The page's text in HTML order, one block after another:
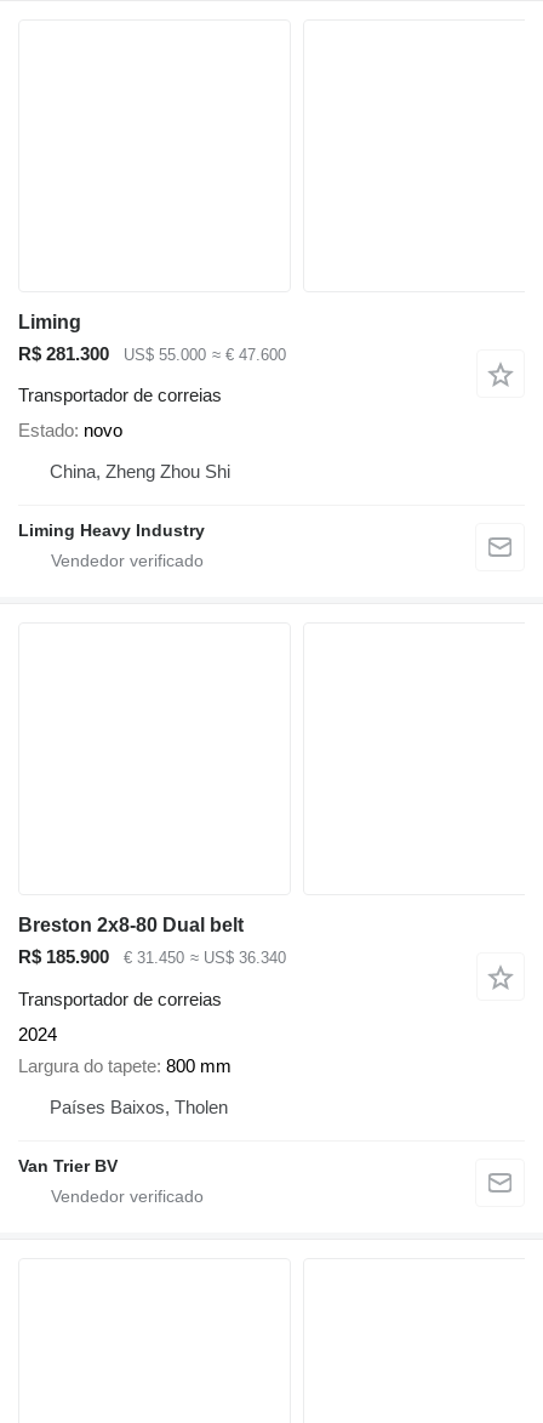
Liming
R$ 281.300
US$ 55.000 ≈ € 47.600
Transportador de correias
Estado novo
China, Zheng Zhou Shi
Liming Heavy Industry
Breston 2x8-80 Dual belt
R$ 185.900
€ 31.450 ≈ US$ 36.340
Transportador de correias
2024
Largura do tapete 800 mm
Países Baixos, Tholen
Van Trier BV